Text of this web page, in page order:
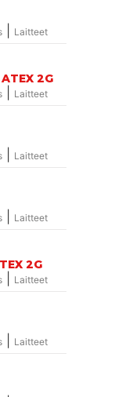
Laitteet
2G
Laitteet
Laitteet
Laitteet
2G
Laitteet
Laitteet